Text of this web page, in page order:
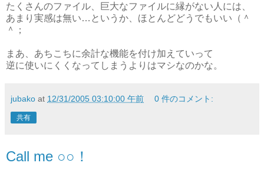
たくさんのファイル、巨大なファイルに縁がない人には、
あまり実感は無い…というか、ほとんどどうでもいい（＾
＾；
まあ、あちこちに余計な機能を付け加えていって
逆に使いにくくなってしまうよりはマシなのかな。
jubako at 12/31/2005 03:10:00 午前 0 件のコメント:
共有
Call me ○○！